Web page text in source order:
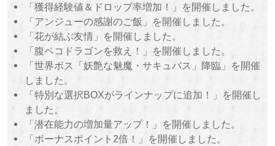
「獲得経験値＆ドロップ率増加！」を開催しました。
「アンジューの感謝のご飯」を開催しました。
「花が結ぶ友情」を開催しました。
「腹ペコドラゴンを救え！」を開催しました。
「世界ボス「妖艶な魅魔・サキュバス」降臨」を開催
しました。
「特別な選択BOXがラインナップに追加！」を開催し
ました。
「潜在能力の増加量アップ！」を開催しました。
「ボーナスポイント2倍！」を開催しました。